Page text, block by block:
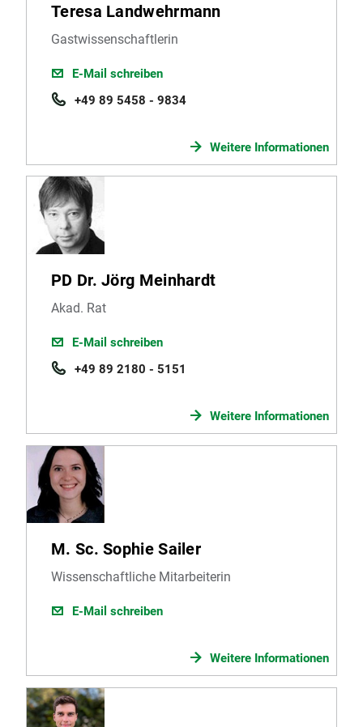
Teresa Landwehrmann
Gastwissenschaftlerin
E-Mail schreiben
+49 89 5458 - 9834
Weitere Informationen
PD Dr. Jörg Meinhardt
Akad. Rat
E-Mail schreiben
+49 89 2180 - 5151
Weitere Informationen
M. Sc. Sophie Sailer
Wissenschaftliche Mitarbeiterin
E-Mail schreiben
Weitere Informationen